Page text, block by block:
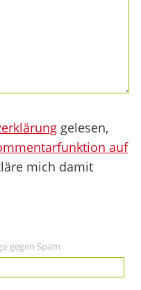
gelesen,
auf
mich damit
gegen Spam